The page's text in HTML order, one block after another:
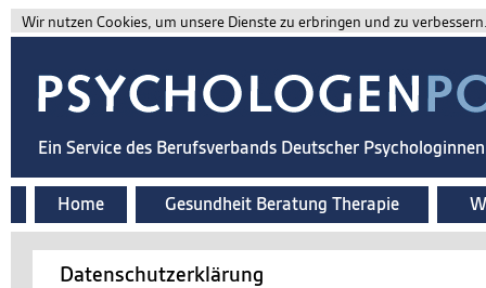
Wir nutzen Cookies, um unsere Dienste zu erbringen und zu
Ein Service des Berufsverbands Deutscher
Home Gesundheit Beratung Therapie
Datenschutzerklärung